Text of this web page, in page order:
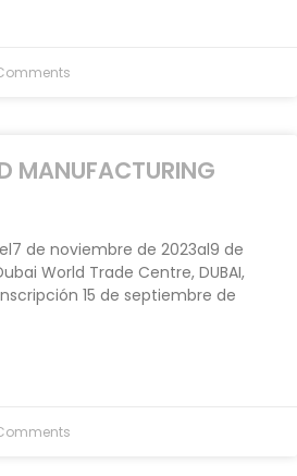
MANUFACTURING
de noviembre de 2023al9 de
World Trade Centre, DUBAI,
15 de septiembre de